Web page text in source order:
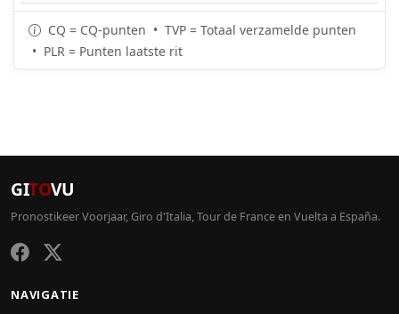
CQ = CQ-punten • TVP = Totaal verzamelde punten
• PLR = Punten laatste rit
GITOVU
Pronostikeer Voorjaar, Giro d'Italia, Tour de France en Vuelta a España.
NAVIGATIE